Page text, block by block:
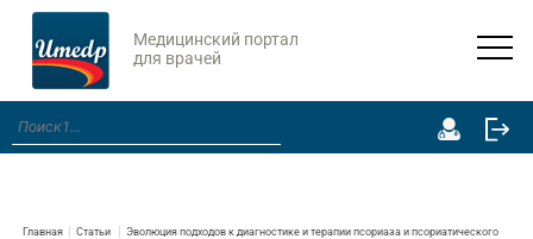
Медицинский портал
для врачей
Главная Статьи Эволюция подходов к диагностике и терапии псориаза и псориатического